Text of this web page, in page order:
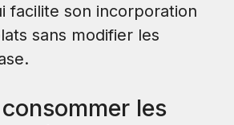
facilite son incorporation
sans modifier les
les